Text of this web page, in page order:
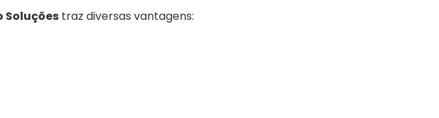
Soluçõestraz diversas vantagens: